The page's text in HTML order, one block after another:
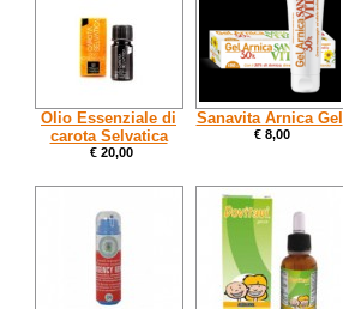
Olio Essenziale di
carota Selvatica
€ 20,00
Sanavita Arnica Gel
€ 8,00